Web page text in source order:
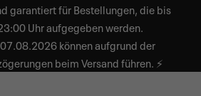
garantiert für Bestellungen, die bis
Uhr aufgegeben werden.
können aufgrund der
beim Versand führen. ⚡